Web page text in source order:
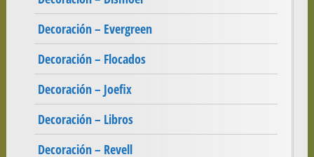
Decoración – Evergreen
Decoración – Flocados
Decoración – Joefix
Decoración – Libros
Decoración – Revell